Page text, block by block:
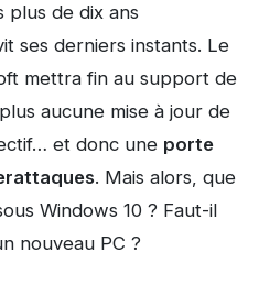
plus de dix ans
ses derniers instants. Le
mettra fin au support de
aucune mise à jour de
et donc une porte
. Mais alors, que
Windows 10 ? Faut-il
nouveau PC ?